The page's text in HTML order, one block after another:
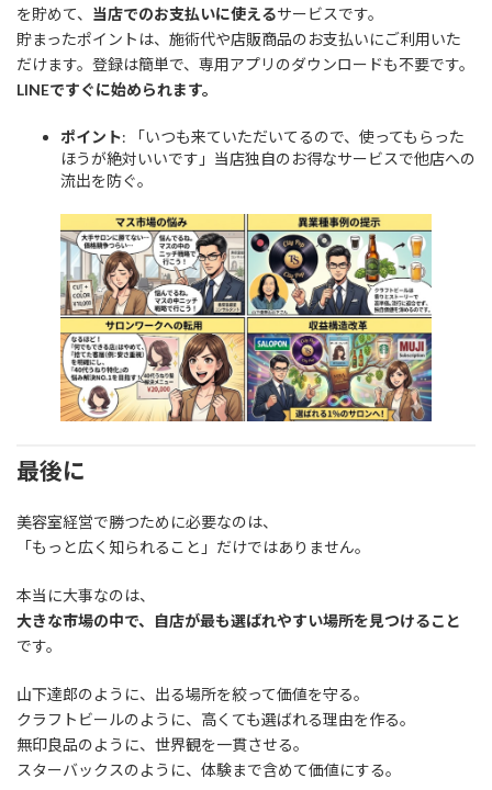
を貯めて、 当店でのお支払いに使えるサービスです。
貯まったポイントは、施術代や店販商品のお支払いにご利用いた
だけます。登録は簡単で、専用アプリのダウンロードも不要です。
LINEですぐに始められます。
ポイント: 「いつも来ていただいてるので、使ってもらった
ほうが絶対いいです」当店独自のお得なサービスで他店への
流出を防ぐ。
最後に
美容室経営で勝つために必要なのは、
「もっと広く知られること」だけではありません。
本当に大事なのは、
大きな市場の中で、自店が最も選ばれやすい場所を見つけること
です。
山下達郎のように、出る場所を絞って価値を守る。
クラフトビールのように、高くても選ばれる理由を作る。
無印良品のように、世界観を一貫させる。
スターバックスのように、体験まで含めて価値にする。